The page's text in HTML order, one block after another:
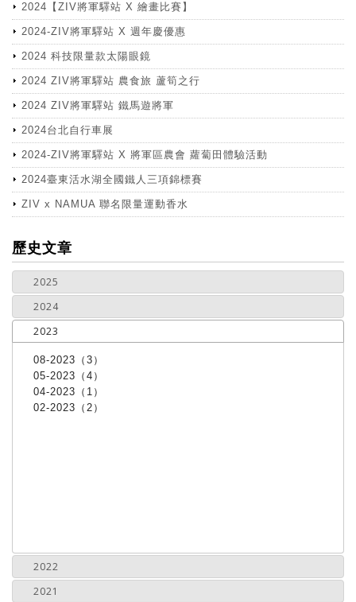
2024【ZIV將軍驛站 X 繪畫比賽】
2024-ZIV將軍驛站 X 週年慶優惠
2024 科技限量款太陽眼鏡
2024 ZIV將軍驛站 農食旅 蘆筍之行
2024 ZIV將軍驛站 鐵馬遊將軍
2024台北自行車展
2024-ZIV將軍驛站 X 將軍區農會 蘿蔔田體驗活動
2024臺東活水湖全國鐵人三項錦標賽
ZIV x NAMUA 聯名限量運動香水
more
歷史文章
2025
2024
2023
08-2023（3）
05-2023（4）
04-2023（1）
02-2023（2）
2022
2021